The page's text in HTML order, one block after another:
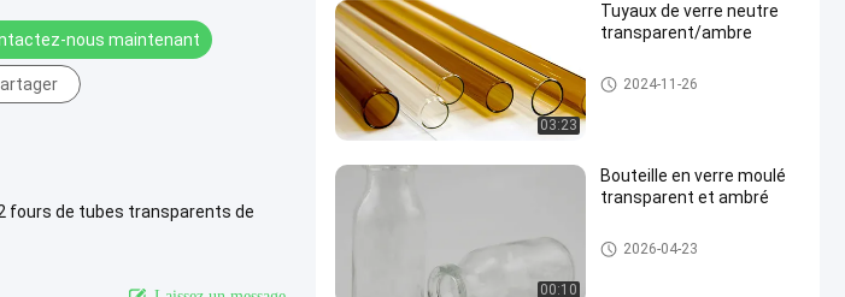
nous maintenant
fours de tubes transparents de
03:23
Tuyaux de verre neutre
transparent/ambre
Tube en verre borosilicaté
2024-11-26
00:10
Bouteille en verre moulé
transparent et ambré
Flacon en verre moulé
2026-04-23